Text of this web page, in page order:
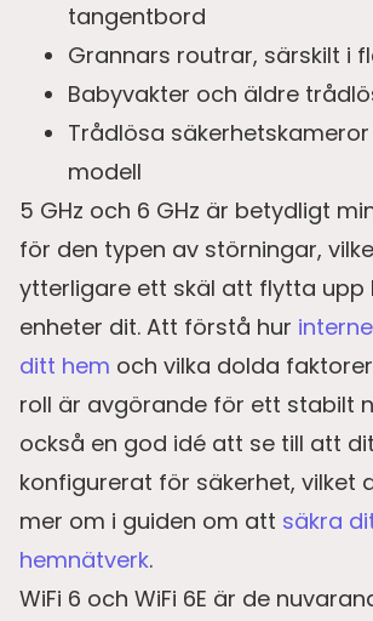
tangentbord
Grannars routrar, särskilt i
Babyvakter och äldre
Trådlösa
modell
5 GHz och 6 GHz är betydligt
för den typen av störningar,
ytterligare ett skäl att flytta upp
enheter dit. Att förstå hur
ditt hem och vilka dolda
roll är avgörande för ett stabilt
också en god idé att se till att
konfigurerat för säkerhet, vilket
mer om i guiden om att säkra
hemnätverk.
WiFi 6 och WiFi 6E är de